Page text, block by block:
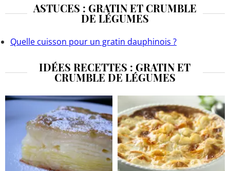
ASTUCES : GRATIN ET CRUMBLE
DE LÉGUMES
Quelle cuisson pour un gratin dauphinois ?
IDÉES RECETTES : GRATIN ET
CRUMBLE DE LÉGUMES